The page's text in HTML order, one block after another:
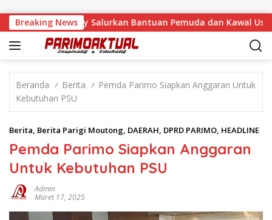
Breaking News
Feinny Salurkan Bantuan Pemuda dan Kawal Usulan
Beranda Berita
Pemda Parimo Siapkan Anggaran Untuk
Kebutuhan PSU
Berita, Berita Parigi Moutong, DAERAH, DPRD PARIMO, HEADLINE
Pemda Parimo Siapkan Anggaran
Untuk Kebutuhan PSU
Admin
Maret 17, 2025